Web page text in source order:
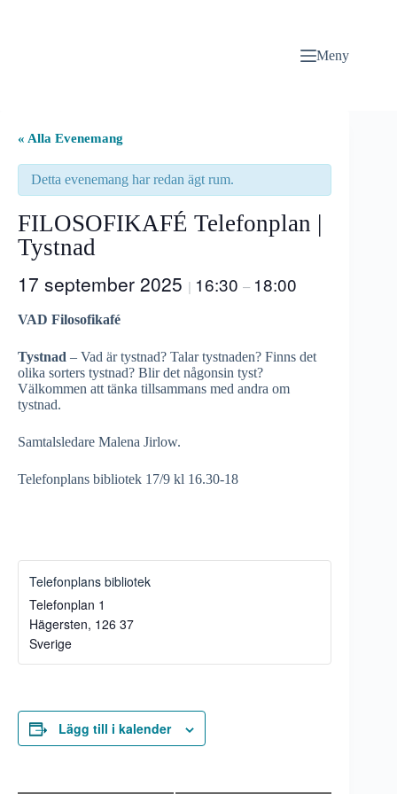
Meny
« Alla Evenemang
Detta evenemang har redan ägt rum.
FILOSOFIKAFÉ Telefonplan |
Tystnad
17 september 2025 | 16:30 – 18:00
VAD Filosofikafé
Tystnad – Vad är tystnad? Talar tystnaden? Finns det
olika sorters tystnad? Blir det någonsin tyst?
Välkommen att tänka tillsammans med andra om
tystnad.
Samtalsledare Malena Jirlow.
Telefonplans bibliotek 17/9 kl 16.30-18
Telefonplans bibliotek
Telefonplan 1
Hägersten, 126 37
Sverige
Lägg till i kalender